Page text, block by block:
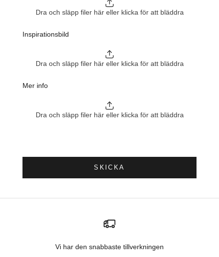
Dra och släpp filer här eller klicka för att bläddra
Inspirationsbild
Dra och släpp filer här eller klicka för att bläddra
Mer info
Dra och släpp filer här eller klicka för att bläddra
SKICKA
Vi har den snabbaste tillverkningen